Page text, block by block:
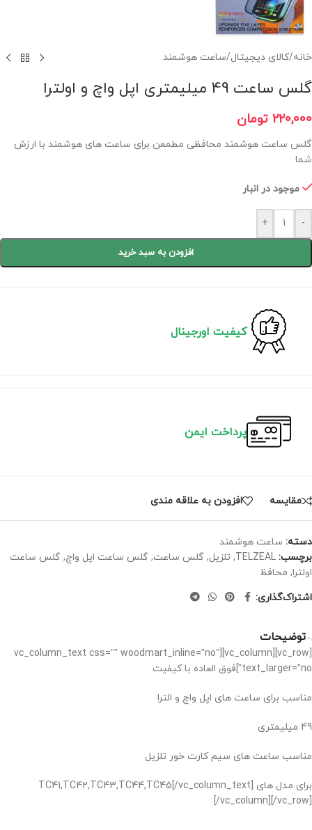
خانه/کالای دیجیتال/ساعت هوشمند
گلس ساعت 49 میلیمتری اپل واچ و اولترا
۲۲۰,۰۰۰ تومان
گلس ساعت هوشمند محافظی مطمعن برای ساعت های هوشمند با ارزش
شما
موجود در انبار
-
+
افزودن به سبد خرید
کیفیت اورجینال
پرداخت ایمن
مقايسه افزودن به علاقه مندی
دسته: ساعت هوشمند
برچسب: TELZEAL
, تلزیل, گلس ساعت, گلس ساعت اپل واچ, گلس ساعت
اولترا, محافظ
اشتراک‌گذاری:
توضیحات
[vc_row][vc_column][vc_column_text css=”” woodmart_inline=”no”
text_larger=”no”]فوق العاده با کیفیت
مناسب برای ساعت های اپل واچ و الترا
49 میلیمتری
مناسب ساعت های سیم کارت خور تلزیل
برای مدل های TC41,TC42,TC43,TC44,TC45[/vc_column_text]
[/vc_column][/vc_row]